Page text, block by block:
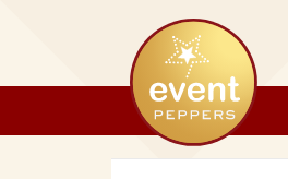
eventpeppers